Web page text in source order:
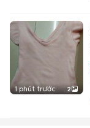
1 phút trước 2